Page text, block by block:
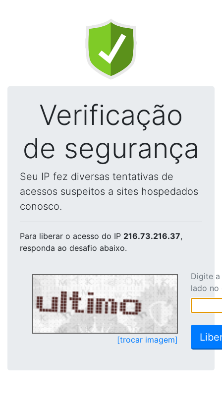
Verificação
de segurança
Seu IP fez diversas tentativas de
acessos suspeitos a sites hospedados
conosco.
Para liberar o acesso do IP 216.73.216.37,
responda ao desafio abaixo.
[trocar imagem]
Digite
lado no